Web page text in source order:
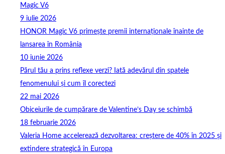
Magic V6
9 iulie 2026
HONOR Magic V6 primește premii internaționale înainte de
lansarea în România
10 iunie 2026
Părul tău a prins reflexe verzi? Iată adevărul din spatele
fenomenului și cum îl corectezi
22 mai 2026
Obiceiurile de cumpărare de Valentine’s Day se schimbă
18 februarie 2026
Valeria Home accelerează dezvoltarea: creștere de 40% în 2025 și
extindere strategică în Europa